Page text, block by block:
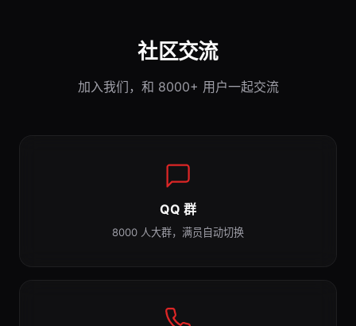
社区交流
加入我们，和 8000+ 用户一起交流
QQ 群
8000 人大群，满员自动切换